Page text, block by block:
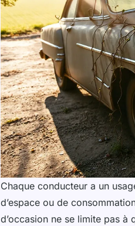
Chaque conducteur a un
d’espace ou de
d’occasion ne se limite pas à